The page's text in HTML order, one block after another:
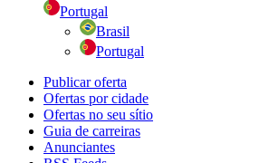
Portugal
Brasil
Portugal
Publicar oferta
Ofertas por cidade
Ofertas no seu sítio
Guia de carreiras
Anunciantes